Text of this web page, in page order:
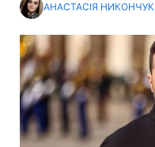
АНАСТАСІЯ НИКОНЧУК